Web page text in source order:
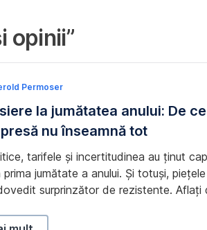
opinii”
înseamnă tot
Permoser
la jumătatea anului: De ce
nu înseamnă tot
tarifele și incertitudinea au ținut
jumătate a anului. Și totuși, piețele
surprinzător de rezistente. Aflați
în a doua jumătate a anului, în